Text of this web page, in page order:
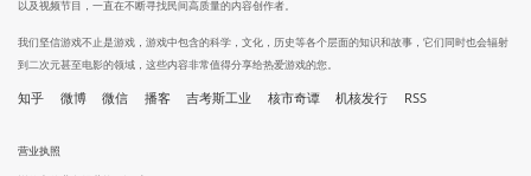
以及视频节目，一直在不断寻找民间高质量的内容创作者。
我们坚信游戏不止是游戏，游戏中包含的科学，文化，历史等各个层面的知识和故事，它们同时也会辐射
到二次元甚至电影的领域，这些内容非常值得分享给热爱游戏的您。
知乎 微博 微信 播客 吉考斯工业 核市奇谭 机核发行 RSS
营业执照